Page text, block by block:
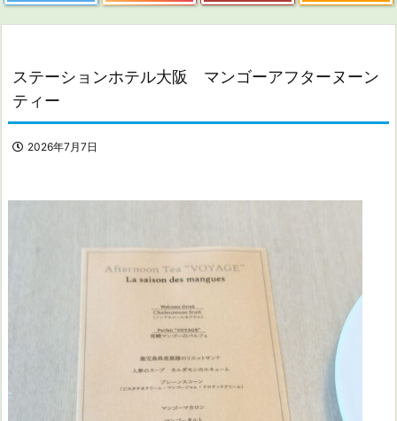
ステーションホテル大阪 マンゴーアフターヌーン
ティー
2026年7月7日